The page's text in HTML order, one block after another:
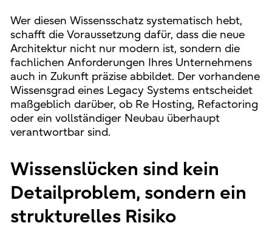
Wer diesen Wissensschatz systematisch hebt,
schafft die Voraussetzung dafür, dass die neue
Architektur nicht nur modern ist, sondern die
fachlichen Anforderungen Ihres Unternehmens
auch in Zukunft präzise abbildet. Der vorhandene
Wissensgrad eines Legacy Systems entscheidet
maßgeblich darüber, ob Re Hosting, Refactoring
oder ein vollständiger Neubau überhaupt
verantwortbar sind.
Wissenslücken sind kein
Detailproblem, sondern ein
strukturelles Risiko